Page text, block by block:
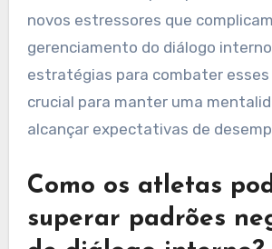
resiliência mental e o
exemplo, atletas de elite
experimentam expectativas
treinadores e fãs, o que pode
interno negativo. Além disso, a
novos estressores que
gerenciamento do diálogo
estratégias para combater esses